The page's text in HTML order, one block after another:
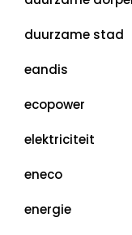
duurzame stad
eandis
ecopower
elektriciteit
eneco
energie